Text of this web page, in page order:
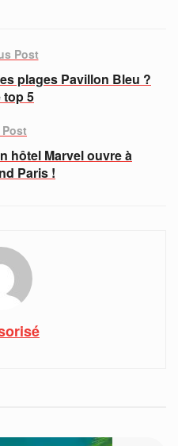
Post
plages Pavillon Bleu ?
top 5
hôtel Marvel ouvre à
Paris !